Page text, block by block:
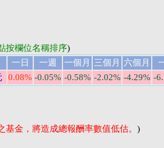
按欄位名稱排序)
一日 一週 一個月 三個月 六個月
0.08% -0.05% -0.58% -2.02% -4.29% -
金，將造成總報酬率數值低估。 )